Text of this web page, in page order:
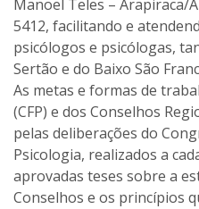
Manoel Teles – Arapiraca/
5412, facilitando e
psicólogos e psicólogas,
Sertão e do Baixo São
As metas e formas de
(CFP) e dos Conselhos
pelas deliberações do
Psicologia, realizados a
aprovadas teses sobre a
Conselhos e os princípios